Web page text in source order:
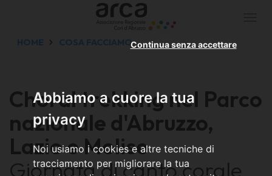
Abbiamo a cuore la tua
privacy
Noi usiamo i cookies e altre tecniche di
tracciamento per migliorare la tua
Continua senza accettare
HOME COSA FACCIAMO
Choral trekking nel Parco
nazionale d'Abruzzo,
Lazio e Molise
Giornata di canto corale